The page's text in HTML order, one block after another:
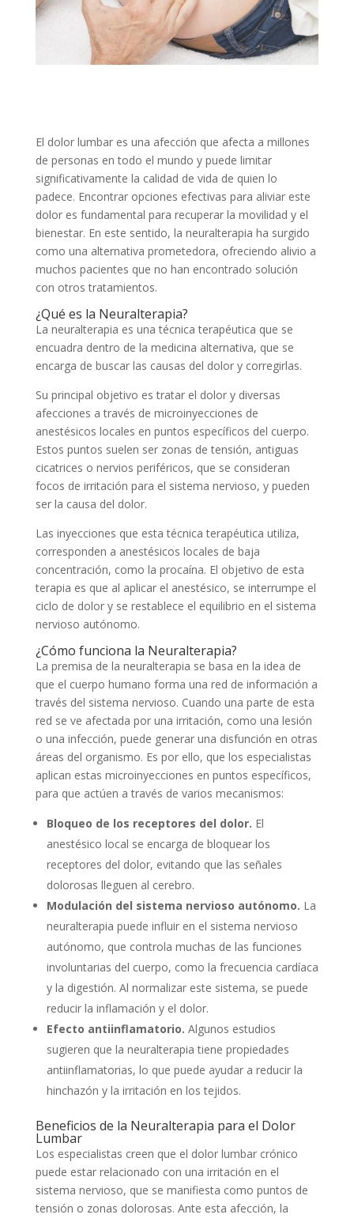
El dolor lumbar es una afección que afecta a millones
de personas en todo el mundo y puede limitar
significativamente la calidad de vida de quien lo
padece. Encontrar opciones efectivas para aliviar este
dolor es fundamental para recuperar la movilidad y el
bienestar. En este sentido, la neuralterapia ha surgido
como una alternativa prometedora, ofreciendo alivio a
muchos pacientes que no han encontrado solución
con otros tratamientos.
¿Qué es la Neuralterapia?
La neuralterapia es una técnica terapéutica que se
encuadra dentro de la medicina alternativa, que se
encarga de buscar las causas del dolor y corregirlas.
Su principal objetivo es tratar el dolor y diversas
afecciones a través de microinyecciones de
anestésicos locales en puntos específicos del cuerpo.
Estos puntos suelen ser zonas de tensión, antiguas
cicatrices o nervios periféricos, que se consideran
focos de irritación para el sistema nervioso, y pueden
ser la causa del dolor.
Las inyecciones que esta técnica terapéutica utiliza,
corresponden a anestésicos locales de baja
concentración, como la procaína. El objetivo de esta
terapia es que al aplicar el anestésico, se interrumpe el
ciclo de dolor y se restablece el equilibrio en el sistema
nervioso autónomo.
¿Cómo funciona la Neuralterapia?
La premisa de la neuralterapia se basa en la idea de
que el cuerpo humano forma una red de información a
través del sistema nervioso. Cuando una parte de esta
red se ve afectada por una irritación, como una lesión
o una infección, puede generar una disfunción en otras
áreas del organismo. Es por ello, que los especialistas
aplican estas microinyecciones en puntos específicos,
para que actúen a través de varios mecanismos:
Bloqueo de los receptores del dolor. El
anestésico local se encarga de bloquear los
receptores del dolor, evitando que las señales
dolorosas lleguen al cerebro.
Modulación del sistema nervioso autónomo. La
neuralterapia puede influir en el sistema nervioso
autónomo, que controla muchas de las funciones
involuntarias del cuerpo, como la frecuencia cardíaca
y la digestión. Al normalizar este sistema, se puede
reducir la inflamación y el dolor.
Efecto antiinflamatorio. Algunos estudios
sugieren que la neuralterapia tiene propiedades
antiinflamatorias, lo que puede ayudar a reducir la
hinchazón y la irritación en los tejidos.
Beneficios de la Neuralterapia para el Dolor
Lumbar
Los especialistas creen que el dolor lumbar crónico
puede estar relacionado con una irritación en el
sistema nervioso, que se manifiesta como puntos de
tensión o zonas dolorosas. Ante esta afección, la